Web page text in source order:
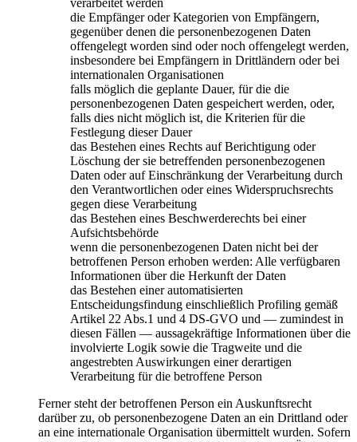
verarbeitet werden
die Empfänger oder Kategorien von Empfängern,
gegenüber denen die personenbezogenen Daten
offengelegt worden sind oder noch offengelegt werden,
insbesondere bei Empfängern in Drittländern oder bei
internationalen Organisationen
falls möglich die geplante Dauer, für die die
personenbezogenen Daten gespeichert werden, oder,
falls dies nicht möglich ist, die Kriterien für die
Festlegung dieser Dauer
das Bestehen eines Rechts auf Berichtigung oder
Löschung der sie betreffenden personenbezogenen
Daten oder auf Einschränkung der Verarbeitung durch
den Verantwortlichen oder eines Widerspruchsrechts
gegen diese Verarbeitung
das Bestehen eines Beschwerderechts bei einer
Aufsichtsbehörde
wenn die personenbezogenen Daten nicht bei der
betroffenen Person erhoben werden: Alle verfügbaren
Informationen über die Herkunft der Daten
das Bestehen einer automatisierten
Entscheidungsfindung einschließlich Profiling gemäß
Artikel 22 Abs.1 und 4 DS-GVO und — zumindest in
diesen Fällen — aussagekräftige Informationen über die
involvierte Logik sowie die Tragweite und die
angestrebten Auswirkungen einer derartigen
Verarbeitung für die betroffene Person
Ferner steht der betroffenen Person ein Auskunftsrecht
darüber zu, ob personenbezogene Daten an ein Drittland oder
an eine internationale Organisation übermittelt wurden. Sofern